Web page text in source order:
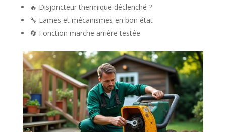
🔥 Disjoncteur thermique déclenché ?
🔧 Lames et mécanismes en bon état
🔄 Fonction marche arrière testée